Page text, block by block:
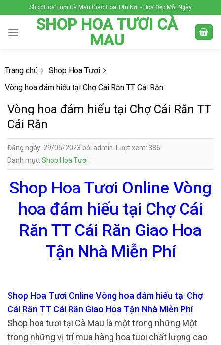
to
content
Shop Hoa Tươi Cà Mau Giao Hoa Tận Nơi - Hoa Đẹp Mỗi Ngày
SHOP HOA TƯƠI CÀ
MAU
Trang chủ
Shop Hoa Tươi
Vòng hoa đám hiếu tại Chợ Cái Răn TT Cái Răn
Vòng hoa đám hiếu tại Chợ Cái Răn TT
Cái Răn
Đăng ngày: 29/05/2023 bởi admin. Lượt xem: 386
Danh mục: Shop Hoa Tươi
Shop Hoa Tươi Online Vòng
hoa đám hiếu tại Chợ Cái
Răn TT Cái Răn Giao Hoa
Tận Nhà Miễn Phí
Shop Hoa Tươi Online Vòng hoa đám hiếu tại Chợ
Cái Răn TT Cái Răn Giao Hoa Tận Nhà Miễn Phí
Shop hoa tươi tại Cà Mau là một trong những Một
trong những vị trí mua hàng hoa tuoi chất lượng cao